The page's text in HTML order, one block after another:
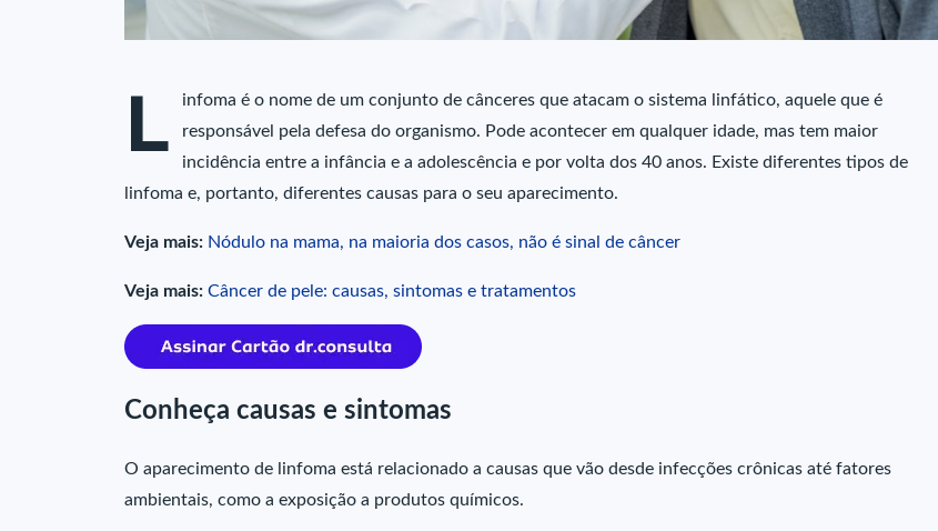
L
infoma é o nome de um conjunto de cânceres que atacam o sistema linfático, aquele que é
responsável pela defesa do organismo. Pode acontecer em qualquer idade, mas tem maior
incidência entre a infância e a adolescência e por volta dos 40 anos. Existe diferentes tipos de
linfoma e, portanto, diferentes causas para o seu aparecimento.
Veja mais: Nódulo na mama, na maioria dos casos, não é sinal de câncer
Veja mais: Câncer de pele: causas, sintomas e tratamentos
Conheça causas e sintomas
O aparecimento de linfoma está relacionado a causas que vão desde infecções crônicas até fatores
ambientais, como a exposição a produtos químicos.